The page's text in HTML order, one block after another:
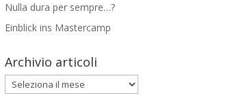
Nulla dura per sempre…?
Einblick ins Mastercamp
Archivio articoli
Archivio
articoli